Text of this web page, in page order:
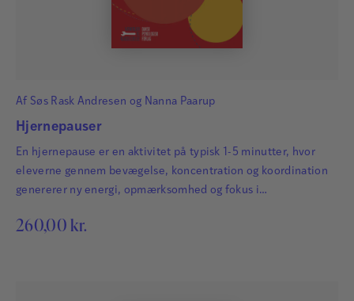
Af Søs Rask Andresen og Nanna Paarup
Hjernepauser
En hjernepause er en aktivitet på typisk 1-5 minutter, hvor
eleverne gennem bevægelse, koncentration og koordination
genererer ny energi, opmærksomhed og fokus i
KLASSELEDELSE.
260,00 kr.